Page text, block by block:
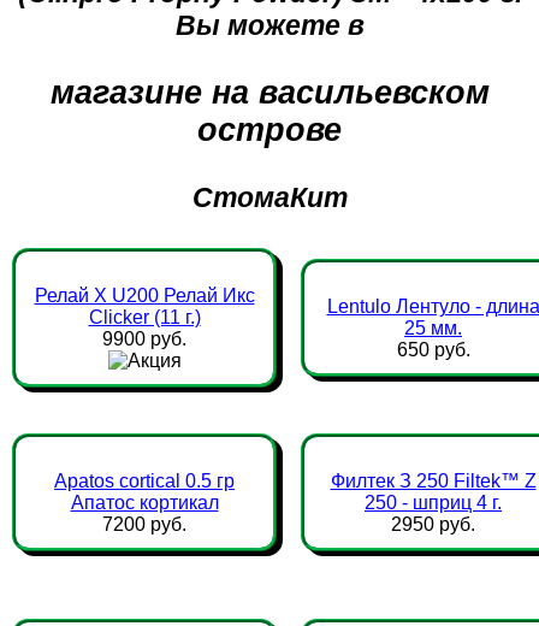
Вы можете в
магазине на васильевском
острове
СтомаКит
Релай Х U200 Релай Икс
Clicker (11 г.)
9900 руб.
Lentulo Лентуло - длина
25 мм.
650 руб.
Apatos cortical 0.5 гр
Апатос кортикал
7200 руб.
Филтек З 250 Filtek™ Z
250 - шприц 4 г.
2950 руб.